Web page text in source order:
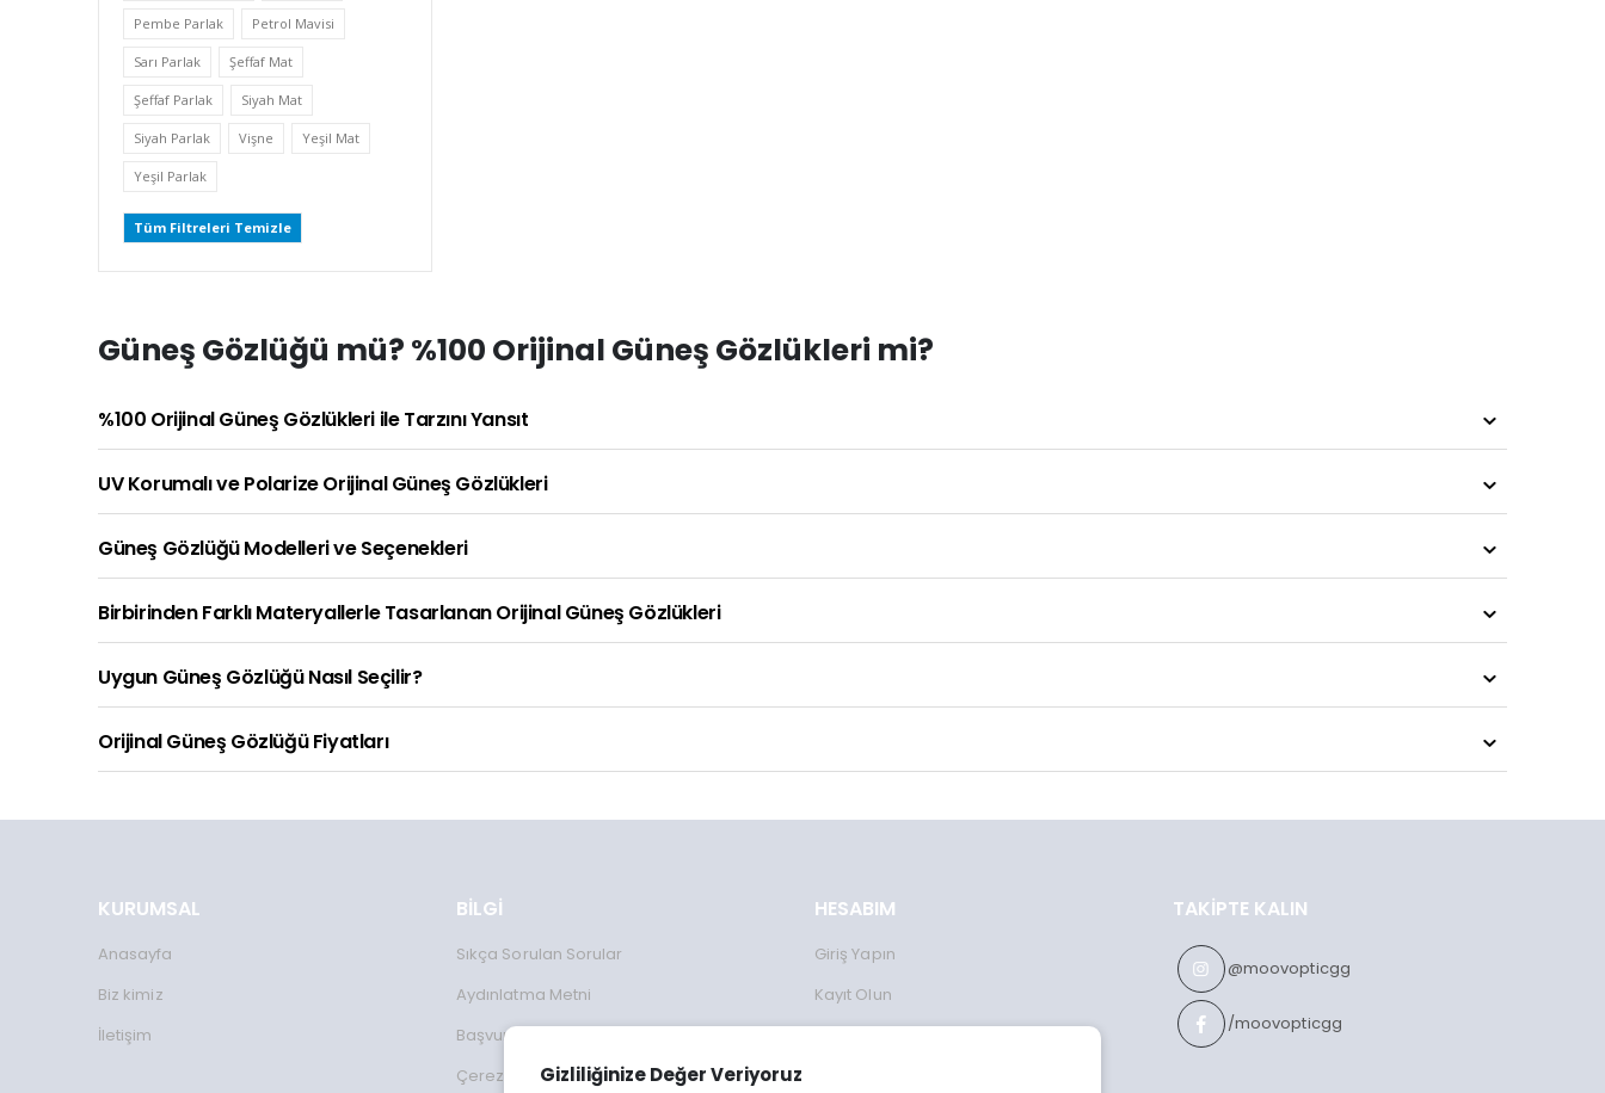
Gizliliğinize Değer Veriyoruz
Pembe Parlak Petrol Mavisi
Sarı Parlak Şeffaf Mat
Şeffaf Parlak Siyah Mat
Siyah Parlak Vişne Yeşil Mat
Yeşil Parlak
Tüm Filtreleri Temizle
Güneş Gözlüğü mü? %100 Orijinal Güneş Gözlükleri mi?
%100 Orijinal Güneş Gözlükleri ile Tarzını Yansıt
UV Korumalı ve Polarize Orijinal Güneş Gözlükleri
Güneş Gözlüğü Modelleri ve Seçenekleri
Birbirinden Farklı Materyallerle Tasarlanan Orijinal Güneş Gözlükleri
Uygun Güneş Gözlüğü Nasıl Seçilir?
Orijinal Güneş Gözlüğü Fiyatları
KURUMSAL
Anasayfa
Biz kimiz
İletişim
BİLGİ
Sıkça Sorulan Sorular
Aydınlatma Metni
Başvuru Formu
Çerez Kullanımı
HESABIM
Giriş Yapın
Kayıt Olun
TAKIPTE KALIN
@moovopticgg
/moovopticgg